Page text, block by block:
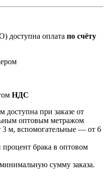
оплата по счёту
НДС
при заказе от
оптовым метражом
м, вспомогательные — от 6
брака в оптовом
сумму заказа.